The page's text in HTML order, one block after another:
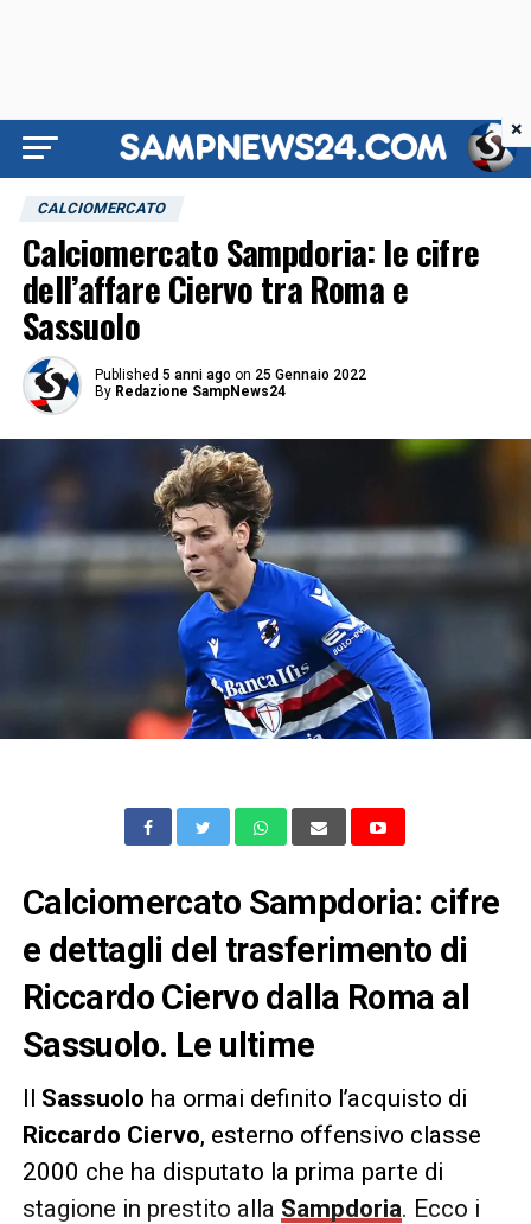
CALCIOMERCATO
Calciomercato Sampdoria: le cifre
dell’affare Ciervo tra Roma e
Sassuolo
Published 5 anni ago on 25 Gennaio 2022
By Redazione SampNews24
Calciomercato Sampdoria: cifre
e dettagli del trasferimento di
Riccardo Ciervo dalla Roma al
Sassuolo. Le ultime
Il Sassuolo ha ormai definito l’acquisto di
Riccardo Ciervo, esterno offensivo classe
2000 che ha disputato la prima parte di
stagione in prestito alla Sampdoria. Ecco i
×